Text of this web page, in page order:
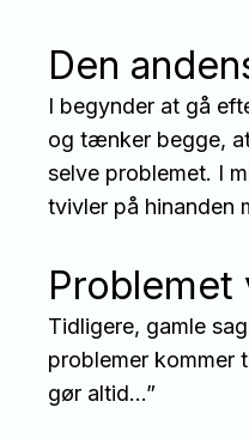
Den
I begynder at gå
og tænker begge,
selve problemet. I
tvivler på hinanden
Problemet
Tidligere, gamle
problemer kommer
gør altid…”